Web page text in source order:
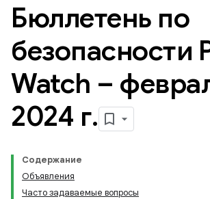
Бюллетень по
безопасности
Watch –
2024 г.
Содержание
Объявления
Часто задаваемые вопросы